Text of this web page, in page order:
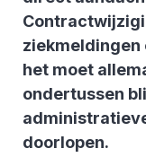
ziekmeldingen
het moet
ondertussen
doorlopen.